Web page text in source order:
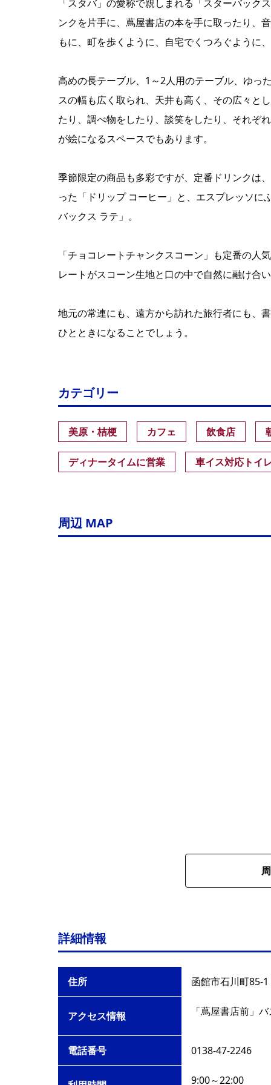
「スタバ」の愛称で親しまれる「スターバック
ンクを片手に、蔦屋書店の本を手に取ったり、
もに、町を歩くように、自宅でくつろぐように
高めの長テーブル、1～2人用のテーブル、ゆっ
スの幅も広く取られ、天井も高く、その広々と
たり、調べ物をしたり、談笑をしたり、それぞ
が絵になるスペースでもあります。
季節限定の商品も多彩ですが、定番ドリンクは
った「ドリップ コーヒー」と、エスプレッソ
バックス ラテ」。
「チョコレートチャンクスコーン」も定番の
レートがスコーン生地と口の中で自然に融け合
地元の常連にも、遠方から訪れた旅行者にも、
ひとときになることでしょう。
カテゴリー
美原・桔梗 カフェ 飲食店
ディナータイムに営業 車イス対応トイ
周辺 MAP
詳細情報
住所 函館市石川町85-1
アクセス情報 「蔦屋書店前」
電話番号 0138-47-2246
9:00～22:00